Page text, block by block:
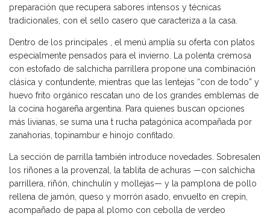
preparación que recupera sabores intensos y técnicas
tradicionales, con el sello casero que caracteriza a la casa.
Dentro de los principales , el menú amplía su oferta con platos
especialmente pensados para el invierno. La polenta cremosa
con estofado de salchicha parrillera propone una combinación
clásica y contundente, mientras que las lentejas “con de todo” y
huevo frito orgánico rescatan uno de los grandes emblemas de
la cocina hogareña argentina. Para quienes buscan opciones
más livianas, se suma una t rucha patagónica acompañada por
zanahorias, topinambur e hinojo confitado.
La sección de parrilla también introduce novedades. Sobresalen
los riñones a la provenzal, la tablita de achuras —con salchicha
parrillera, riñón, chinchulín y mollejas— y la pamplona de pollo
rellena de jamón, queso y morrón asado, envuelto en crepín,
acompañado de papa al plomo con cebolla de verdeo